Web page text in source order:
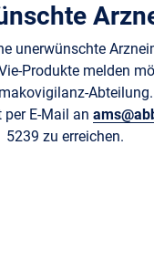
unerwünschte
Produkte melden
E-Mail an
5239 zu erreichen.